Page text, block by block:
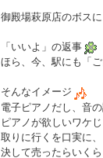
御殿場萩原店のボス
「いいよ」の返事
ほら、今、駅にも「
そんなイメージ
電子ピアノだし、音
ピアノが欲しいワケ
取りに行くを口実に
決して売ったらいく